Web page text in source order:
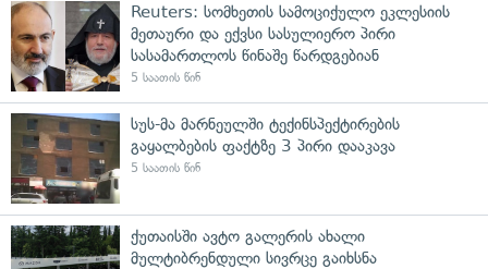
Reuters: სომხეთის სამოციქულო ეკლესიის
მეთაური და ექვსი სასულიერო პირი
სასამართლოს წინაშე წარდგებიან
5 საათის წინ
სუს-მა მარნეულში ტექინსპექტირების
გაყალბების ფაქტზე 3 პირი დააკავა
5 საათის წინ
ქუთაისში ავტო გალერის ახალი
მულტიბრენდული სივრცე გაიხსნა